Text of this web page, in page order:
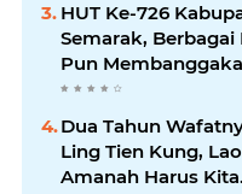
HUT Ke-726
Semarak, Berbagai
Pun
Dua Tahun
Ling Tien Kung,
Amanah Harus Kita